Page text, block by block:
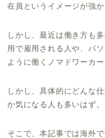
在員というイメージが強か
しかし、最近は働き方も
用で雇用される人や、パ
ように働くノマドワーカ
しかし、具体的にどんな
か気になる人も多いはず。
そこで、本記事では海外